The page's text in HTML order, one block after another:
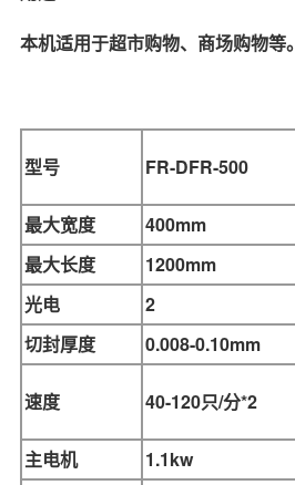
本机适用于超市购物、商场购物等。
型号 FR-DFR-500
最大宽度
400mm
最大长度
1200mm
光电
2
切封厚度
0.008-0.10mm
速度 40-120只/分*2
主电机
1.1kw